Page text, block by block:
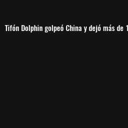
Tifón Dolphin golpeó China y dejó más de